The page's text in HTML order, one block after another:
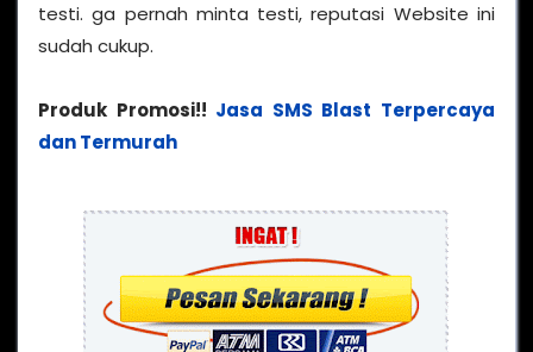
testi. ga pernah minta testi, reputasi Website ini
sudah cukup.
Produk Promosi!! Jasa SMS Blast Terpercaya
dan Termurah